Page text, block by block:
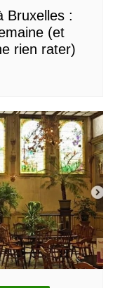
Bruxelles :
(et
rien rater)